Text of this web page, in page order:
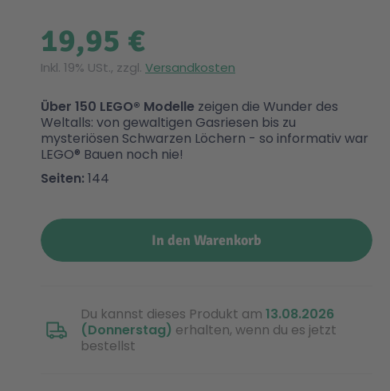
19,95 €
Inkl. 19% USt., zzgl. Versandkosten
Über 150 LEGO® Modelle zeigen die Wunder des
Weltalls: von gewaltigen Gasriesen bis zu
mysteriösen Schwarzen Löchern - so informativ war
LEGO® Bauen noch nie!
Seiten: 144
In den Warenkorb
Du kannst dieses Produkt am 13.08.2026
(Donnerstag) erhalten, wenn du es jetzt
bestellst